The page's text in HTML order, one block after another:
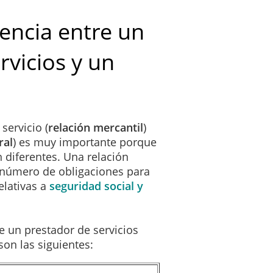
que han sido trabajadas. El número de horas no deberá ser
un informe de horas trabajadas al Cliente de manera periódica,
como la "Remuneración".
incluyen el Impuesto sobre el Valor Añadido (IVA) y sobre las
que la normativa aplicable exigiese. Dichos impuestos o
con lo dispuesto por la normativa fiscal aplicable.
Remuneración, el Prestador facturará al Cliente cuando los Servicios
con los términos y condiciones indicados en este Contrato.
emitirá la correspondiente factura o recibo por los conceptos
dentro de los 30 días siguientes a su emisión recepción. Esta
por la normativa aplicable, entre ellos: número y fecha de factura,
entre un
y un
(relación mercantil)
) es muy importante porque
diferentes. Una relación
de obligaciones para
a seguridad social y
un prestador de servicios
las siguientes: